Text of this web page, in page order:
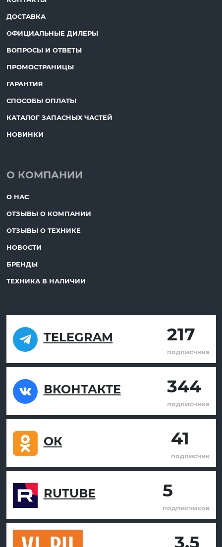
ДОСТАВКА
ОФИЦИАЛЬНЫЕ ДИЛЕРЫ
ВОПРОСЫ И ОТВЕТЫ
ПРОМОСТРАНИЦЫ
ГАРАНТИЯ
СПОСОБЫ ОПЛАТЫ
КАТАЛОГ ЗАПАСНЫХ ЧАСТЕЙ
НОВИНКИ
О КОМПАНИИ
О НАС
ОТЗЫВЫ О КОМПАНИИ
ОТЗЫВЫ О ТЕХНИКЕ
НОВОСТИ
БРЕНДЫ
ТЕХНИКА В НАЛИЧИИ
TELEGRAM 217
подписчика
ВКОНТАКТЕ 344
подписчика
ОК 41
подписчик
RUTUBE 5
подписчиков
3.5